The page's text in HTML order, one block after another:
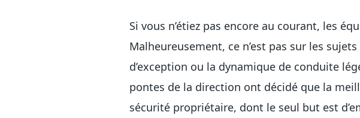
Si vous n’étiez pas encore au courant, les
Malheureusement, ce n’est pas sur les
d’exception ou la dynamique de conduite
pontes de la direction ont décidé que la
sécurité propriétaire, dont le seul but est